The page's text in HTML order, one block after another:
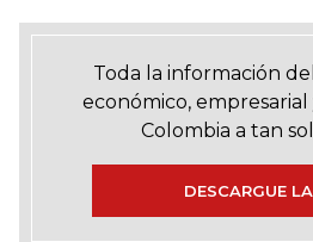
Toda la información
económico,
Colombia a tan
DESCARGUE